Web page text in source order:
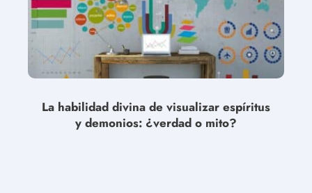
La habilidad divina de visualizar espíritus
y demonios: ¿verdad o mito?